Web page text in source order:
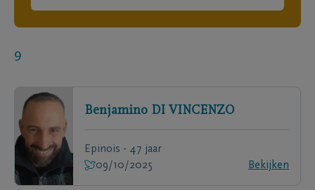
9
Benjamino DI VINCENZO
Epinois - 47 jaar
09/10/2025
Bekijken